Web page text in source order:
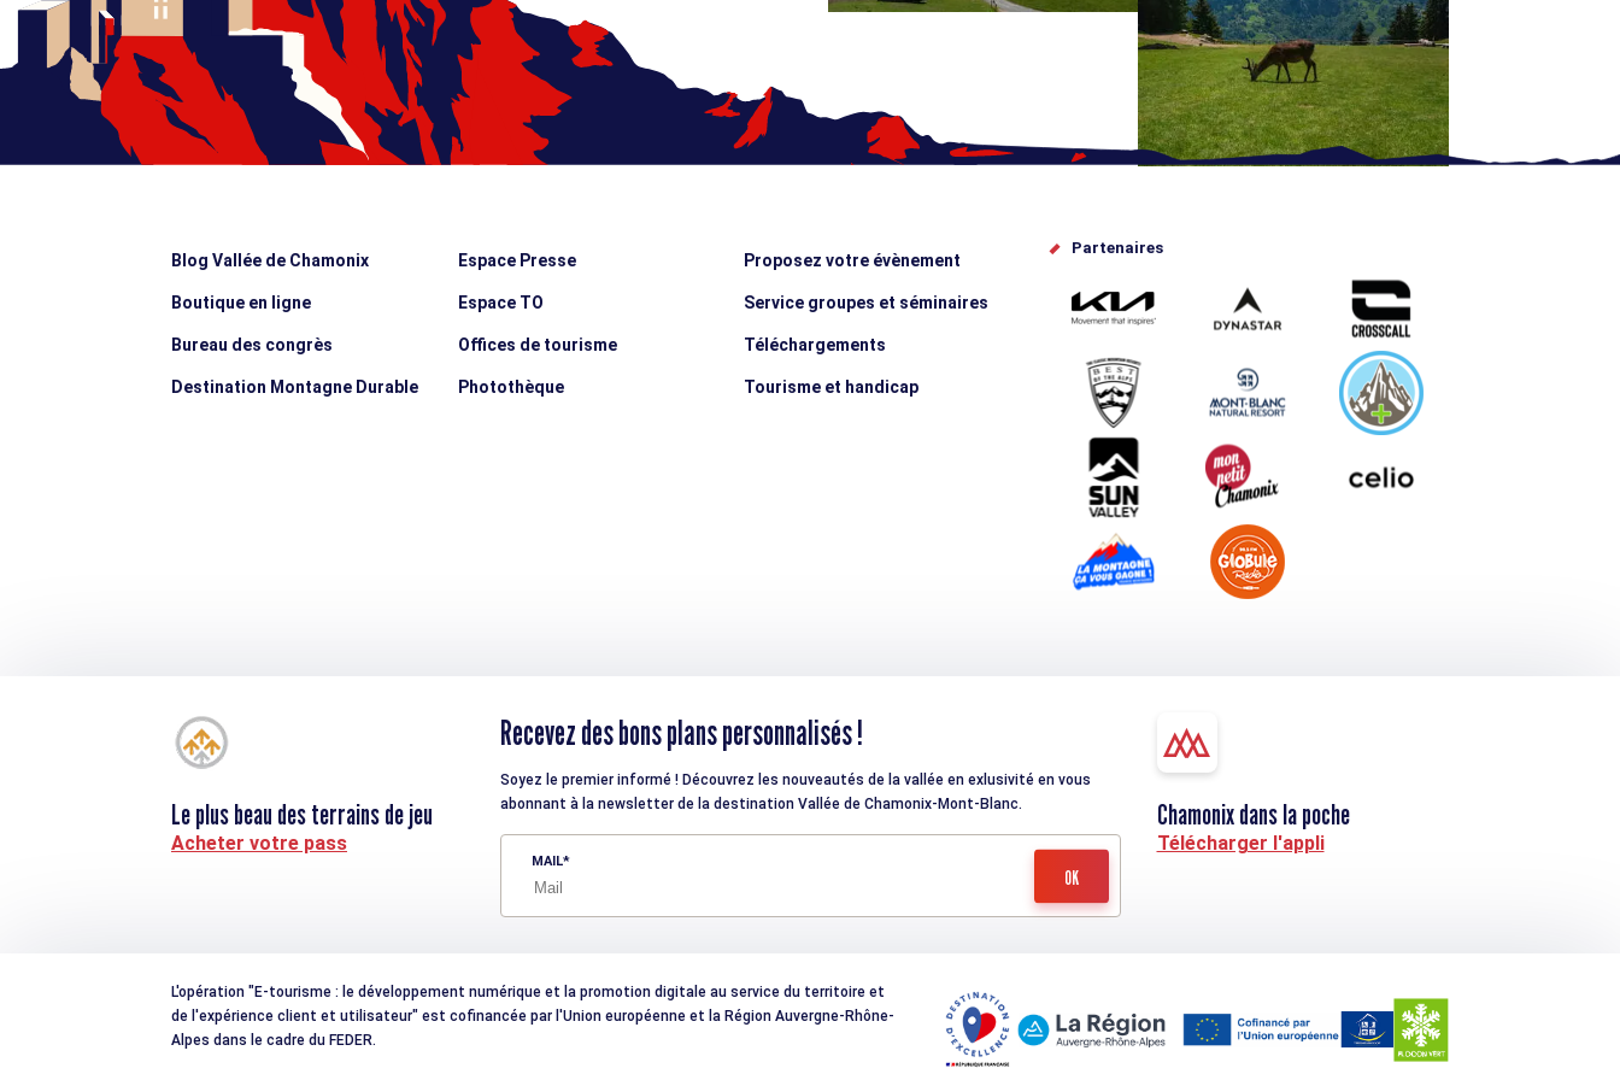
Blog Vallée de Chamonix
Boutique en ligne
Bureau des congrès
Destination Montagne Durable
Espace Presse
Espace TO
Offices de tourisme
Photothèque
Proposez votre évènement
Service groupes et séminaires
Téléchargements
Tourisme et handicap
Partenaires
Le plus beau des terrains de jeu
Acheter votre pass
Recevez des bons plans personnalisés !
Soyez le premier informé ! Découvrez les nouveautés de la vallée en exlusivité en vous
abonnant à la newsletter de la destination Vallée de Chamonix-Mont-Blanc.
MAIL
Chamonix dans la poche
Télécharger l'appli
L'opération "E-tourisme : le développement numérique et la promotion digitale au service du territoire et
de l'expérience client et utilisateur" est cofinancée par l'Union européenne et la Région Auvergne-Rhône-
Alpes dans le cadre du FEDER.